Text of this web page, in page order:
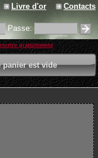
Livre d'or Contacts
Passe:
gratuitement
panier est vide
votre panier